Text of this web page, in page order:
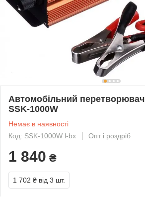
Автомобільний
SSK-1000W
Немає в наявності
Код: SSK-1000W l-bx
Опт і роздріб
1 840 ₴
1 702 ₴ від 3 шт.